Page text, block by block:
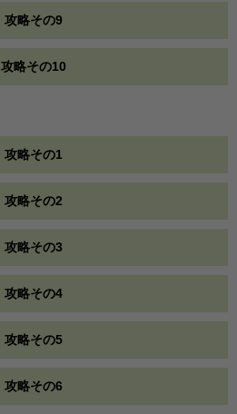
攻略その9
攻略その10
攻略その1
攻略その2
攻略その3
攻略その4
攻略その5
攻略その6